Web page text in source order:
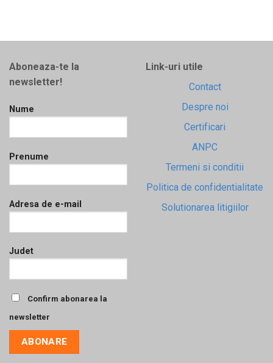
Aboneaza-te la
newsletter!
Nume
Prenume
Adresa de e-mail
Judet
Confirm abonarea la
newsletter
Link-uri utile
Contact
Despre noi
Certificari
ANPC
Termeni si conditii
Politica de confidentialitate
Solutionarea litigiilor